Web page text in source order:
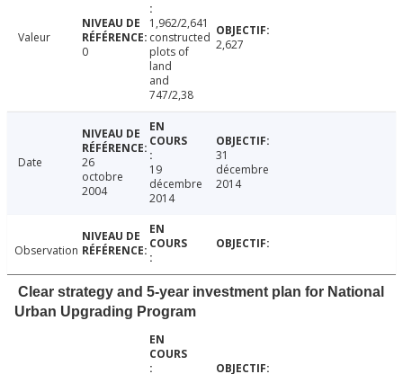
Valeur
0
1,962/2,641
constructed
plots of
land
and
747/2,38
2,627
Date
26
octobre
2004
19
décembre
2014
31
décembre
2014
Observation
Clear strategy and 5-year investment plan for National
Urban Upgrading Program